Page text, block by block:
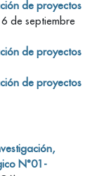
de proyectos
de septiembre
de proyectos
de proyectos
N°01-